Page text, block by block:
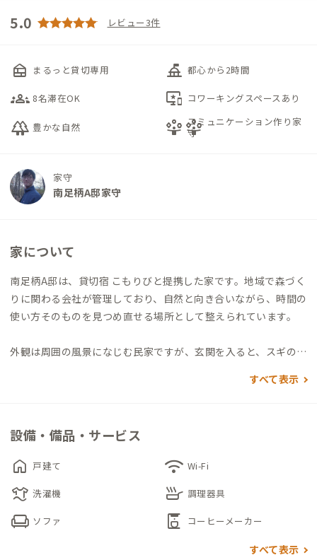
5.0 レビュー3件
nest_multi_room まるっと貸切専用 things_to_do 都心から2時間
groups_3 8名滞在OK important_devices コワーキングスペースあり
forest 豊かな自然 person_playperson_playコミュニケーション作り家
守
家守
南足柄A邸家守
家について
南足柄A邸は、貸切宿 こもりびと提携した家です。地域で森づく
りに関わる会社が管理しており、自然と向き合いながら、時間の
使い方そのものを見つめ直せる場所として整えられています。
外観は周囲の風景になじむ民家ですが、玄関を入ると、スギの無
大きなちゃぶ台が据えられ、食事や読書、対話など、自然と人が
テレビは設けられておらず、徒歩圏内に商業施設も多くはありま
せん。その分、まちから少し離れた静かな環境の中で、自分の思
考や感覚と丁寧に向き合う時間が生まれます。少し足を延ばせ
ば、古民家を活用したコワーキングスペースもあり、気分に合わ
何かを消費するためではなく、立ち止まり、整えるために滞在す
すべて表示
設備・備品・サービス
home 戸建て wifi Wi-Fi
laundry 洗濯機 skillet 調理器具
chair ソファ coffee_maker コーヒーメーカー
すべて表示